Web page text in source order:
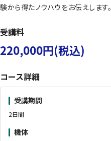
験から得たノウハウをお伝えします。
受講料
220,000円(税込)
コース詳細
受講期間
2日間
機体